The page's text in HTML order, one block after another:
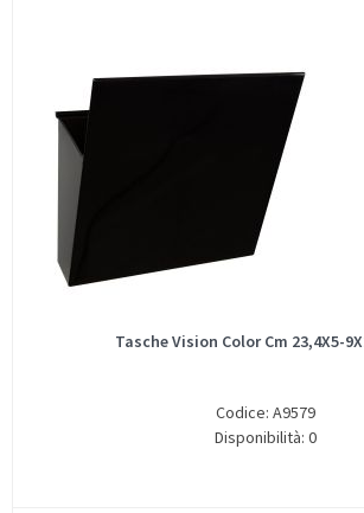
Tasche Vision Color Cm 23,4X5-
Codice: A9579
Disponibilità: 0